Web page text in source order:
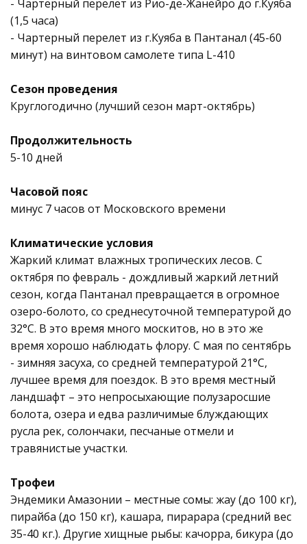
- Чартерный перелет из Рио-де-Жанейро до г.Куяба
(1,5 часа)
- Чартерный перелет из г.Куяба в Пантанал (45-60
минут) на винтовом самолете типа L-410
Сезон проведения
Круглогодично (лучший сезон март-октябрь)
Продолжительность
5-10 дней
Часовой пояс
минус 7 часов от Московского времени
Климатические условия
Жаркий климат влажных тропических лесов. С
октября по февраль - дождливый жаркий летний
сезон, когда Пантанал превращается в огромное
озеро-болото, со среднесуточной температурой до
32°C. В это время много москитов, но в это же
время хорошо наблюдать флору. С мая по сентябрь
- зимняя засуха, со средней температурой 21°C,
лучшее время для поездок. В это время местный
ландшафт – это непросыхающие полузаросшие
болота, озера и едва различимые блуждающих
русла рек, солончаки, песчаные отмели и
травянистые участки.
Трофеи
Эндемики Амазонии – местные сомы: жау (до 100 кг),
пирайба (до 150 кг), кашара, пирарара (средний вес
35-40 кг.). Другие хищные рыбы: качорра, бикура (до